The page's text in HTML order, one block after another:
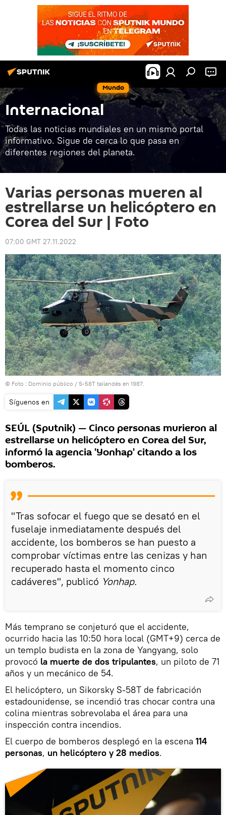
Mundo
Internacional
Todas las noticias mundiales en un mismo portal
informativo. Sigue de cerca lo que pasa en
diferentes regiones del planeta.
Varias personas mueren al
estrellarse un helicóptero en
Corea del Sur | Foto
07:00 GMT 27.11.2022
© Foto : Dominio público / S-58T tailandés en 1987.
Síguenos en
SEÚL (Sputnik) — Cinco personas murieron al
estrellarse un helicóptero en Corea del Sur,
informó la agencia 'Yonhap' citando a los
bomberos.
"Tras sofocar el fuego que se desató en el
fuselaje inmediatamente después del
accidente, los bomberos se han puesto a
comprobar víctimas entre las cenizas y han
recuperado hasta el momento cinco
cadáveres", publicó Yonhap.
Más temprano se conjeturó que el accidente,
ocurrido hacia las 10:50 hora local (GMT+9) cerca de
un templo budista en la zona de Yangyang, solo
provocó la muerte de dos tripulantes, un piloto de 71
años y un mecánico de 54.
El helicóptero, un Sikorsky S-58T de fabricación
estadounidense, se incendió tras chocar contra una
colina mientras sobrevolaba el área para una
inspección contra incendios.
El cuerpo de bomberos desplegó en la escena 114
personas, un helicóptero y 28 medios.